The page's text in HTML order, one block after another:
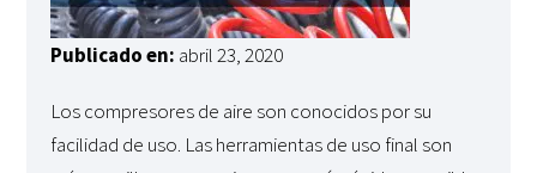
Publicado en: abril 23, 2020
Los compresores de aire son conocidos por su
facilidad de uso. Las herramientas de uso final son